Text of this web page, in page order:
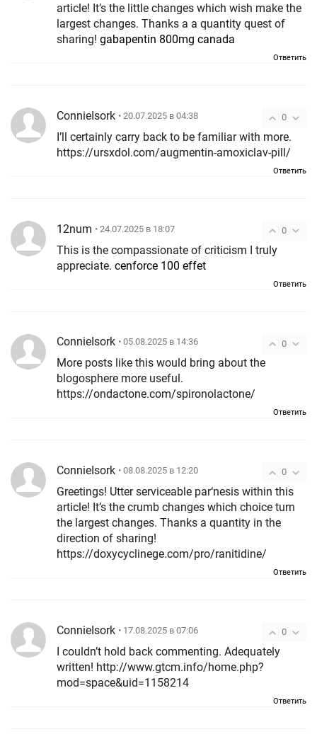
article! It’s the little changes which wish make the
largest changes. Thanks a a quantity quest of
sharing! gabapentin 800mg canada
Ответить
0
ConnieIsork • 20.07.2025 в 04:38
I’ll certainly carry back to be familiar with more.
https://ursxdol.com/augmentin-amoxiclav-pill/
Ответить
0
12num • 24.07.2025 в 18:07
This is the compassionate of criticism I truly
appreciate. cenforce 100 effet
Ответить
0
ConnieIsork • 05.08.2025 в 14:36
More posts like this would bring about the
blogosphere more useful.
https://ondactone.com/spironolactone/
Ответить
0
ConnieIsork • 08.08.2025 в 12:20
Greetings! Utter serviceable par‘nesis within this
article! It’s the crumb changes which choice turn
the largest changes. Thanks a quantity in the
direction of sharing!
https://doxycyclinege.com/pro/ranitidine/
Ответить
0
ConnieIsork • 17.08.2025 в 07:06
I couldn’t hold back commenting. Adequately
written! http://www.gtcm.info/home.php?
mod=space&uid=1158214
Ответить